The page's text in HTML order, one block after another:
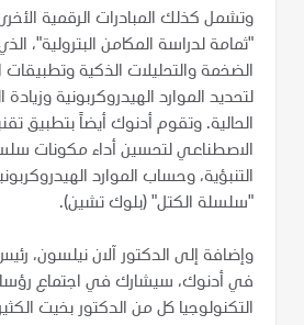
وتشمل كذلك المبادرات الرقمية
"ثمامة لدراسة المكامن البترولية"،
الضخمة والتحليلات الذكية وتطبيقات
لتحديد الموارد الهيدروكربونية
الحالية. وتقوم أدنوك أيضاً بتطبيق
الاصطناعي لتحسين أداء مكونات
التنبؤية، وحساب الموارد
"سلسلة الكتل" (بلوك تشين).
وإضافة إلى الدكتور آلان نيلسون،
في أدنوك، سيشارك في اجتماع
التكنولوجيا كل من الدكتور بخيت